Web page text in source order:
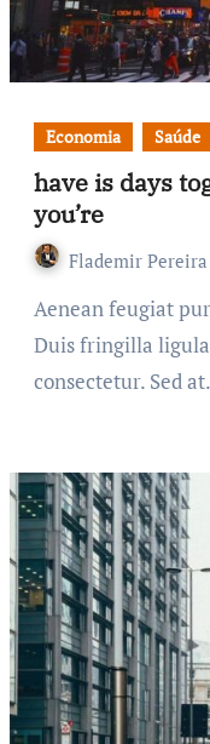
Economia Saúde
have is days
you’re
Flademir Pereira
Aenean feugiat purus vitae sollicitudin laoreet.
Duis fringilla
consectetur. Sed